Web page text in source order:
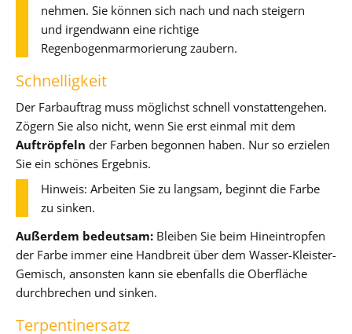
nehmen. Sie können sich nach und nach steigern
und irgendwann eine richtige
Regenbogenmarmorierung zaubern.
Schnelligkeit
Der Farbauftrag muss möglichst schnell vonstattengehen.
Zögern Sie also nicht, wenn Sie erst einmal mit dem
Auftröpfeln der Farben begonnen haben. Nur so erzielen
Sie ein schönes Ergebnis.
Hinweis: Arbeiten Sie zu langsam, beginnt die Farbe
zu sinken.
Außerdem bedeutsam: Bleiben Sie beim Hineintropfen
der Farbe immer eine Handbreit über dem Wasser-Kleister-
Gemisch, ansonsten kann sie ebenfalls die Oberfläche
durchbrechen und sinken.
Terpentinersatz